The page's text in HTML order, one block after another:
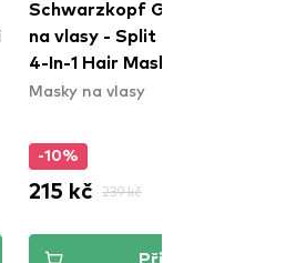
Schwarzkopf Gliss maska
na vlasy - Split Ends Miracle
4-In-1 Hair Mask
Masky na vlasy
-10%
215 kč 239 kč